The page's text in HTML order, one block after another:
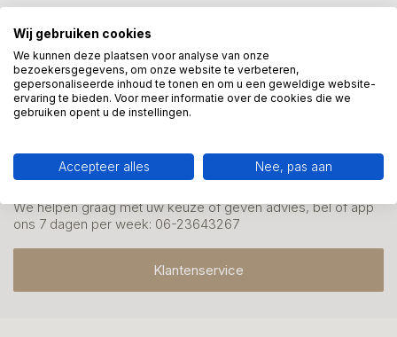
Meer informatie?
We helpen graag met uw keuze of geven advies, bel of app
ons 7 dagen per week: 06-23643267
Klantenservice
Mis onze nieuwsbrief niet
Schrijf je in en ontvang onze nieuwe aanbiedingen
Wij gebruiken cookies
We kunnen deze plaatsen voor analyse van onze
bezoekersgegevens, om onze website te verbeteren,
gepersonaliseerde inhoud te tonen en om u een geweldige website-
ervaring te bieden. Voor meer informatie over de cookies die we
gebruiken opent u de instellingen.
Accepteer alles Nee, pas aan